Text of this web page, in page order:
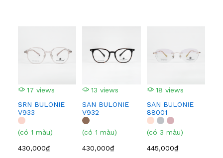
17 views
SRN BULONIE
V933
(có 1 màu)
430,000₫
13 views
SAN BULONIE
V932
(có 1 màu)
430,000₫
18 views
SAN BULONIE
88001
(có 3 màu)
445,000₫